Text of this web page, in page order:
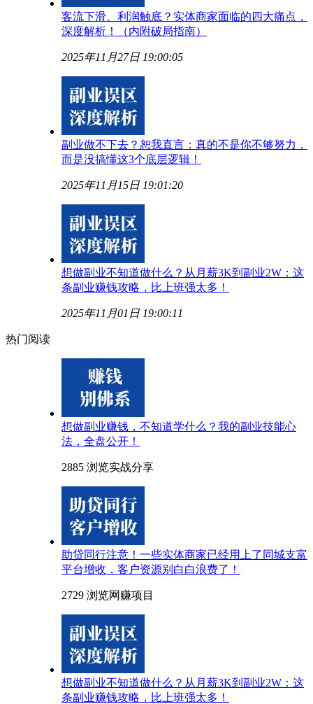
客流下滑、利润触底？实体商家面临的四大痛点，
深度解析！（内附破局指南）
2025年11月27日 19:00:05
副业做不下去？恕我直言：真的不是你不够努力，
而是没搞懂这3个底层逻辑！
2025年11月15日 19:01:20
想做副业不知道做什么？从月薪3K到副业2W：这
条副业赚钱攻略，比上班强太多！
2025年11月01日 19:00:11
热门阅读
想做副业赚钱，不知道学什么？我的副业技能心
法，全盘公开！
2885 浏览实战分享
助贷同行注意！一些实体商家已经用上了同城支富
平台增收，客户资源别白白浪费了！
2729 浏览网赚项目
想做副业不知道做什么？从月薪3K到副业2W：这
条副业赚钱攻略，比上班强太多！